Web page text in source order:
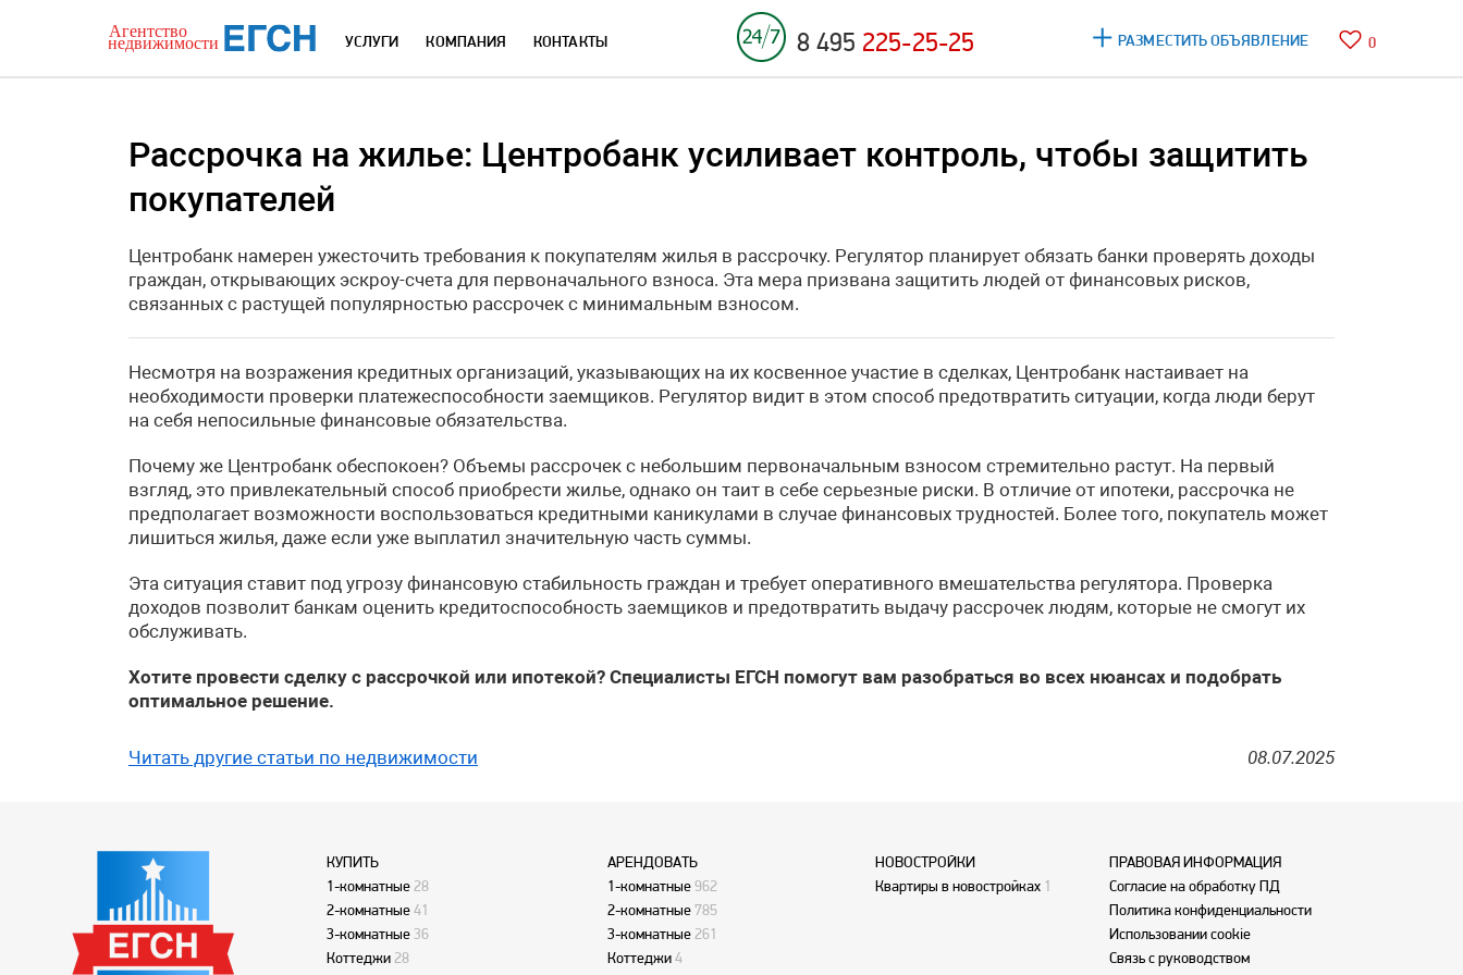
УСЛУГИ КОМПАНИЯ КОНТАКТЫ 8 495 225-25-25 РАЗМЕСТИТЬ ОБЪЯВЛЕНИЕ 0
Рассрочка на жилье: Центробанк усиливает контроль, чтобы защитить
покупателей
Центробанк намерен ужесточить требования к покупателям жилья в рассрочку. Регулятор планирует обязать банки проверять доходы
граждан, открывающих эскроу-счета для первоначального взноса. Эта мера призвана защитить людей от финансовых рисков,
связанных с растущей популярностью рассрочек с минимальным взносом.
Несмотря на возражения кредитных организаций, указывающих на их косвенное участие в сделках, Центробанк настаивает на
необходимости проверки платежеспособности заемщиков. Регулятор видит в этом способ предотвратить ситуации, когда люди берут
на себя непосильные финансовые обязательства.
Почему же Центробанк обеспокоен? Объемы рассрочек с небольшим первоначальным взносом стремительно растут. На первый
взгляд, это привлекательный способ приобрести жилье, однако он таит в себе серьезные риски. В отличие от ипотеки, рассрочка не
предполагает возможности воспользоваться кредитными каникулами в случае финансовых трудностей. Более того, покупатель может
лишиться жилья, даже если уже выплатил значительную часть суммы.
Эта ситуация ставит под угрозу финансовую стабильность граждан и требует оперативного вмешательства регулятора. Проверка
доходов позволит банкам оценить кредитоспособность заемщиков и предотвратить выдачу рассрочек людям, которые не смогут их
обслуживать.
Хотите провести сделку с рассрочкой или ипотекой? Специалисты ЕГСН помогут вам разобраться во всех нюансах и подобрать
оптимальное решение.
Читать другие статьи по недвижимости 08.07.2025
КУПИТЬ
1-комнатные 28
2-комнатные 41
3-комнатные 36
Коттеджи 28
АРЕНДОВАТЬ
1-комнатные962
2-комнатные785
3-комнатные 261
Коттеджи4
НОВОСТРОЙКИ
Квартиры в новостройках 1
ПРАВОВАЯ ИНФОРМАЦИЯ
Согласие на обработку ПД
Политика конфиденциальности
Использовании cookie
Связь с руководством